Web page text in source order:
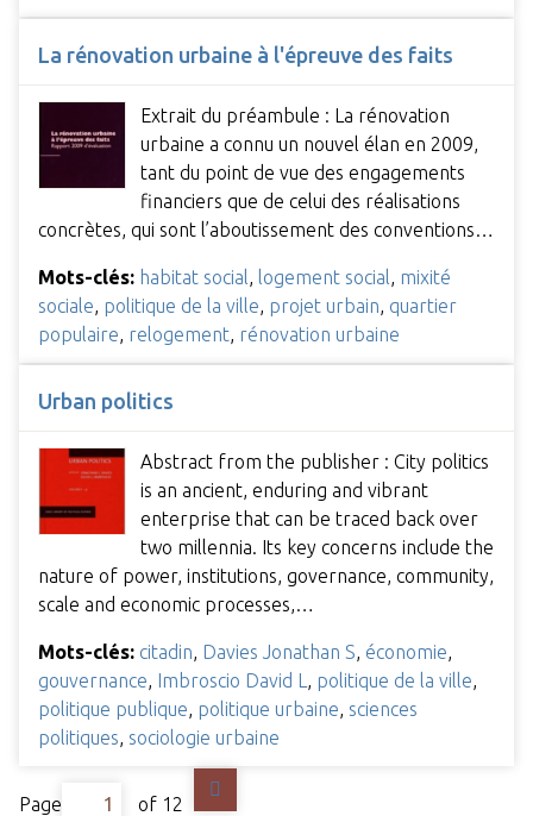
La rénovation urbaine à l'épreuve des faits
Extrait du préambule : La rénovation
urbaine a connu un nouvel élan en 2009,
tant du point de vue des engagements
financiers que de celui des réalisations
concrètes, qui sont l’aboutissement des conventions…
Mots-clés: habitat social, logement social, mixité
sociale, politique de la ville, projet urbain, quartier
populaire, relogement, rénovation urbaine
Urban politics
Abstract from the publisher : City politics
is an ancient, enduring and vibrant
enterprise that can be traced back over
two millennia. Its key concerns include the
nature of power, institutions, governance, community,
scale and economic processes,…
Mots-clés: citadin, Davies Jonathan S, économie,
gouvernance, Imbroscio David L , politique de la ville,
politique publique, politique urbaine, sciences
politiques, sociologie urbaine
Page of 12